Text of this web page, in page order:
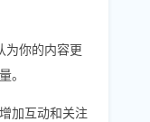
为你的内容更
。
加互动和关注